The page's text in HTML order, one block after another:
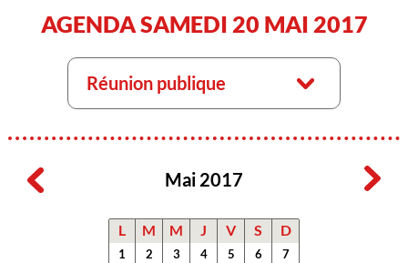
AGENDA SAMEDI 20 MAI 2017
Réunion publique
Mai 2017
L M M J V S D
1 2 3 4 5 6
7